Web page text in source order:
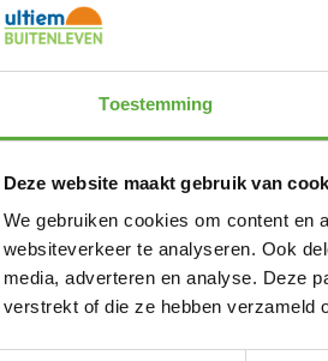
Toestemming
Deze website maakt gebruik van
We gebruiken cookies om content en
websiteverkeer te analyseren. Ook
media, adverteren en analyse. Deze
verstrekt of die ze hebben verzameld
ACCESSOIRES EN